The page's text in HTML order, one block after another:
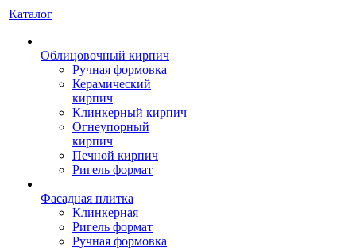
Каталог
Облицовочный кирпич
Ручная формовка
Керамический
кирпич
Клинкерный кирпич
Огнеупорный
кирпич
Печной кирпич
Ригель формат
Фасадная плитка
Клинкерная
Ригель формат
Ручная формовка